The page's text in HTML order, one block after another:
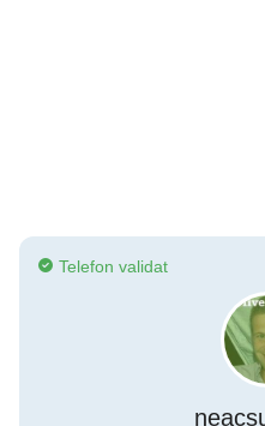
Telefon validat